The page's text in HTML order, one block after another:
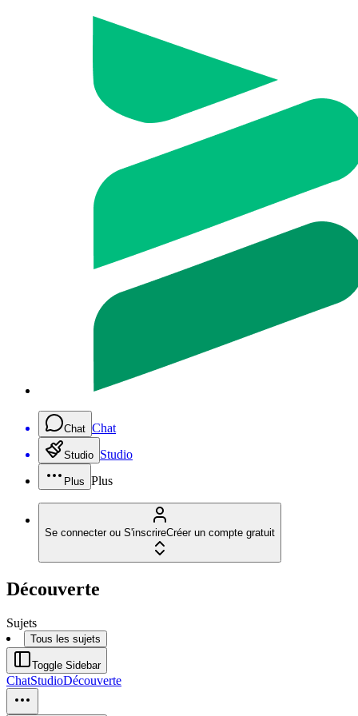
Chat Chat
Studio Studio
Plus Plus
Se connecter ou S'inscrireCréer un compte gratuit
Découverte
Sujets
Tous les sujets
Toggle Sidebar
ChatStudioDécouverte